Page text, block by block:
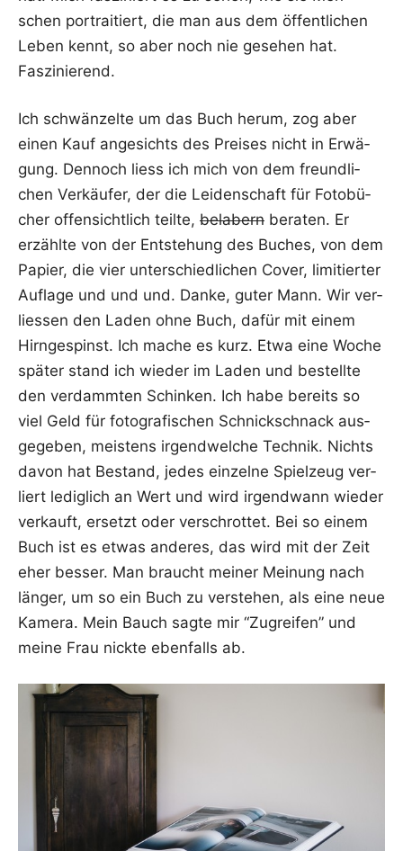
schen por­trai­tiert, die man aus dem öffent­li­chen
Leben kennt, so aber noch nie gese­hen hat.
Faszinierend.
Ich schwän­zel­te um das Buch her­um, zog aber
einen Kauf ange­sichts des Prei­ses nicht in Erwä­
gung. Den­noch liess ich mich von dem freund­li­
chen Ver­käu­fer, der die Lei­den­schaft für Foto­bü­
cher offen­sicht­lich teil­te, bela­bern bera­ten. Er
erzähl­te von der Ent­ste­hung des Buches, von dem
Papier, die vier unter­schied­li­chen Cover, limi­tier­ter
Auf­la­ge und und und. Dan­ke, guter Mann. Wir ver­
lies­sen den Laden ohne Buch, dafür mit einem
Hirn­ge­spinst. Ich mache es kurz. Etwa eine Woche
spä­ter stand ich wie­der im Laden und bestell­te
den ver­damm­ten Schin­ken. Ich habe bereits so
viel Geld für foto­gra­fi­schen Schnick­schnack aus­
ge­ge­ben, meis­tens irgend­wel­che Tech­nik. Nichts
davon hat Bestand, jedes ein­zel­ne Spiel­zeug ver­
liert ledig­lich an Wert und wird irgend­wann wie­der
ver­kauft, ersetzt oder ver­schrot­tet. Bei so einem
Buch ist es etwas ande­res, das wird mit der Zeit
eher bes­ser. Man braucht mei­ner Mei­nung nach
län­ger, um so ein Buch zu ver­ste­hen, als eine neue
Kame­ra. Mein Bauch sag­te mir “Zugrei­fen” und
mei­ne Frau nick­te eben­falls ab.